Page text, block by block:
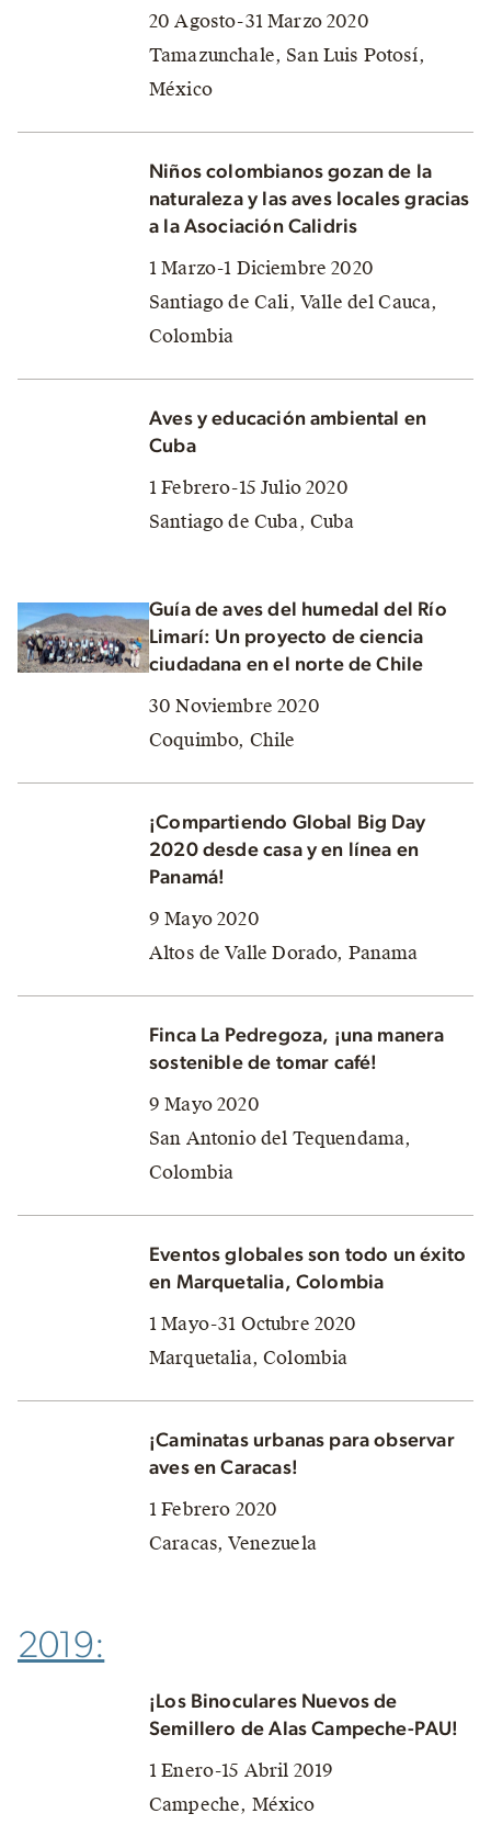
20 Agosto-31 Marzo 2020
Tamazunchale, San Luis Potosí,
México
Niños colombianos gozan de la
naturaleza y las aves locales gracias
a la Asociación Calidris
1 Marzo-1 Diciembre 2020
Santiago de Cali, Valle del Cauca,
Colombia
Aves y educación ambiental en
Cuba
1 Febrero-15 Julio 2020
Santiago de Cuba, Cuba
Guía de aves del humedal del Río
Limarí: Un proyecto de ciencia
ciudadana en el norte de Chile
30 Noviembre 2020
Coquimbo, Chile
¡Compartiendo Global Big Day
2020 desde casa y en línea en
Panamá!
9 Mayo 2020
Altos de Valle Dorado, Panama
Finca La Pedregoza, ¡una manera
sostenible de tomar café!
9 Mayo 2020
San Antonio del Tequendama,
Colombia
Eventos globales son todo un éxito
en Marquetalia, Colombia
1 Mayo-31 Octubre 2020
Marquetalia, Colombia
¡Caminatas urbanas para observar
aves en Caracas!
1 Febrero 2020
Caracas, Venezuela
2019:
¡Los Binoculares Nuevos de
Semillero de Alas Campeche-PAU!
1 Enero-15 Abril 2019
Campeche, México